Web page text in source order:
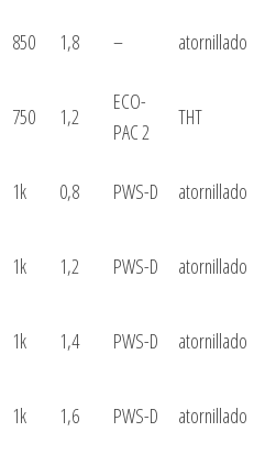
850 1,8 – atornillado
750 1,2
ECO-
PAC 2
THT
1k 0,8 PWS-D atornillado
1k 1,2 PWS-D atornillado
1k 1,4 PWS-D atornillado
1k 1,6 PWS-D atornillado